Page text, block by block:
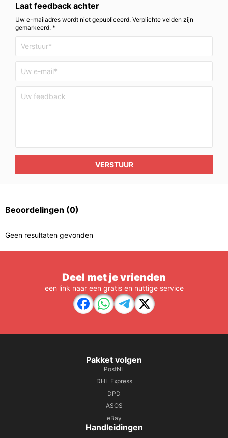
Laat feedback achter
Uw e-mailadres wordt niet gepubliceerd. Verplichte velden zijn
gemarkeerd. *
VERSTUUR
Beoordelingen (0)
Geen resultaten gevonden
Deel met je vrienden
een link naar een gratis en nuttige service
Pakket volgen
PostNL
DHL Express
DPD
ASOS
eBay
Handleidingen